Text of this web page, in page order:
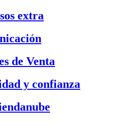
extra
de Venta
y confianza